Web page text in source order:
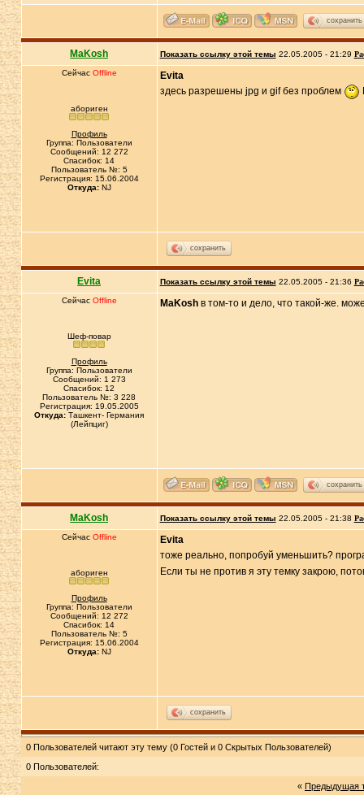
сохранить
MaKosh Показать ссылку этой темы 22.05.2005 - 21:29
Сейчас Offline
абориген
Профиль
Группа: Пользователи
Сообщений: 12 272
Спасибок: 14
Пользователь №: 5
Регистрация: 15.06.2004
Откуда:NJ
Evita
здесь разрешены jpg и gif без проблем
сохранить
Evita Показать ссылку этой темы 22.05.2005 - 21:36
Сейчас Offline
Шеф-повар
Профиль
Группа: Пользователи
Сообщений: 1 273
Спасибок: 12
Пользователь №: 3 228
Регистрация: 19.05.2005
Откуда: Ташкент- Германия
(Лейпциг)
MaKoshв том-то и дело, что такой-же.
сохранить
MaKosh Показать ссылку этой темы 22.05.2005 - 21:38
Сейчас Offline
абориген
Профиль
Группа: Пользователи
Сообщений: 12 272
Спасибок: 14
Пользователь №: 5
Регистрация: 15.06.2004
Откуда:NJ
Evita
тоже реально, попробуй уменьшить?
Если ты не против я эту темку закрою,
сохранить
0 Пользователей читают эту тему (0 Гостей и 0 Скрытых Пользователей)
0 Пользователей:
« Предыдущая